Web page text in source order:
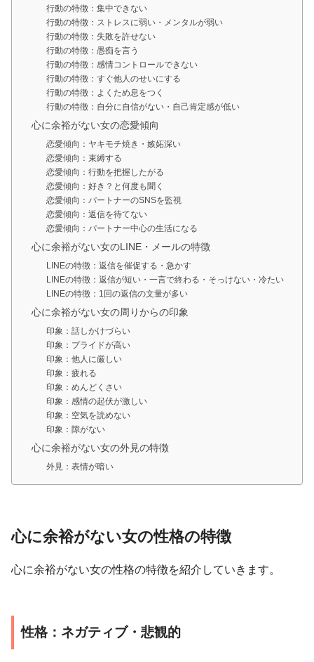
行動の特徴：集中できない
行動の特徴：ストレスに弱い・メンタルが弱い
行動の特徴：失敗を許せない
行動の特徴：愚痴を言う
行動の特徴：感情コントロールできない
行動の特徴：すぐ他人のせいにする
行動の特徴：よくため息をつく
行動の特徴：自分に自信がない・自己肯定感が低い
心に余裕がない女の恋愛傾向
恋愛傾向：ヤキモチ焼き・嫉妬深い
恋愛傾向：束縛する
恋愛傾向：行動を把握したがる
恋愛傾向：好き？と何度も聞く
恋愛傾向：パートナーのSNSを監視
恋愛傾向：返信を待てない
恋愛傾向：パートナー中心の生活になる
心に余裕がない女のLINE・メールの特徴
LINEの特徴：返信を催促する・急かす
LINEの特徴：返信が短い・一言で終わる・そっけない・冷たい
LINEの特徴：1回の返信の文量が多い
心に余裕がない女の周りからの印象
印象：話しかけづらい
印象：プライドが高い
印象：他人に厳しい
印象：疲れる
印象：めんどくさい
印象：感情の起伏が激しい
印象：空気を読めない
印象：隙がない
心に余裕がない女の外見の特徴
外見：表情が暗い
心に余裕がない女の性格の特徴
心に余裕がない女の性格の特徴を紹介していきます。
性格：ネガティブ・悲観的